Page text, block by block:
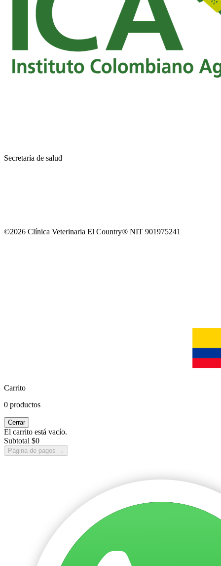
Secretaría de salud
©2026 Clínica Veterinaria El Country® NIT 901975241
Carrito
0 productos
Cerrar
El carrito está vacío.
Subtotal $0
Página de pagos →